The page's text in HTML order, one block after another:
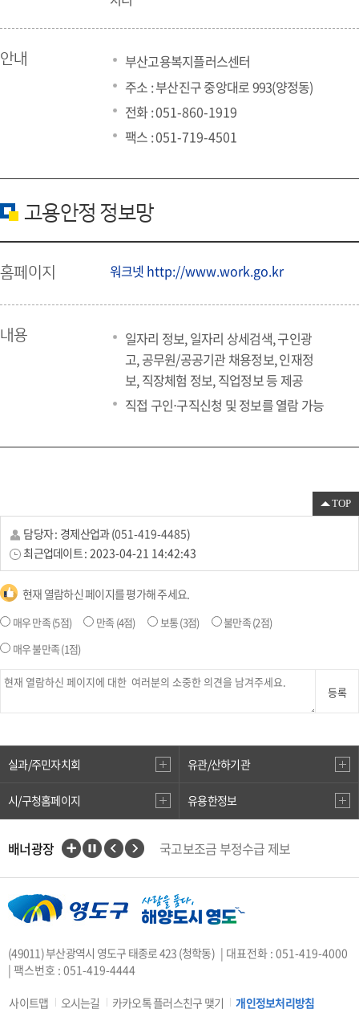
안내
부산고용복지플러스센터
주소 : 부산진구 중앙대로 993(양정동)
전화 :051-860-1919
팩스 :051-719-4501
고용안정 정보망
홈페이지 워크넷 http://www.work.go.kr
내용
일자리 정보, 일자리 상세검색, 구인광
고, 공무원/공공기관 채용정보, 인재정
보, 직장체험 정보, 직업정보 등 제공
직접 구인⋅구직신청 및 정보를 열람 가능
TOP
담당자 : 경제산업과(051-419-4485)
최근업데이트 : 2023-04-21 14:42:43
현재 열람하신 페이지를 평가해 주세요.
매우 만족(5점) 만족 (4점) 보통(3점) 불만족(2점)
매우 불만족(1점)
등록
실과/주민자치회 유관/산하기관
시/구청홈페이지 유용한정보
배너광장
국고보조금 부정수급 제보
지적측량바로처리센터
안전속도 5030
카카오톡 플러스친구
중앙부처 법령 유권해석
복지·보조금 부정 신고센터
(49011) 부산광역시 영도구 태종로 423 (청학동) | 대표전화 : 051-419-4000
| 팩스번호 : 051-419-4444
사이트맵 오시는길 카카오톡 플러스친구 맺기 개인정보처리방침